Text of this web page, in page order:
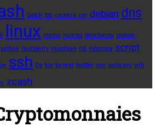
batch btc caméra cm debian dns
linux memo mining monitoring motion
python raspberry raspbian rig robocopy script
ssh tls top torrent twitter vpn webcam wifi
zcash